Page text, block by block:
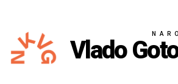
Vlado